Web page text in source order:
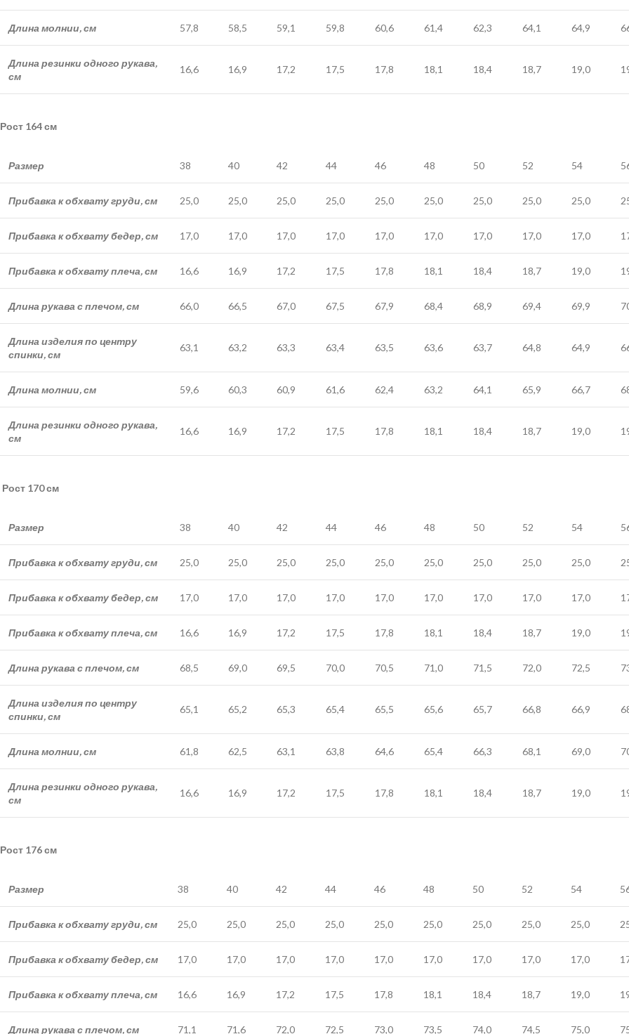
Длина молнии, см 57,8 58,5 59,1 59,8 60,6 61,4 62,3 64,1 64,9
Длина резинки одного рукава,
см
16,6 16,9 17,2 17,5 17,8 18,1 18,4 18,7 19,0
Рост 164 см
Размер 38 40 42 44 46 48 50 52 54
Прибавка к обхвату груди, см 25,0 25,0 25,0 25,0 25,0 25,0 25,0 25,0 25,0
Прибавка к обхвату бедер, см 17,0 17,0 17,0 17,0 17,0 17,0 17,0 17,0 17,0
Прибавка к обхвату плеча, см 16,6 16,9 17,2 17,5 17,8 18,1 18,4 18,7 19,0
Длина рукава с плечом, см 66,0 66,5 67,0 67,5 67,9 68,4 68,9 69,4 69,9
Длина изделия по центру
спинки, см
63,1 63,2 63,3 63,4 63,5 63,6 63,7 64,8 64,9
Длина молнии, см 59,6 60,3 60,9 61,6 62,4 63,2 64,1 65,9 66,7
Длина резинки одного рукава,
см
16,6 16,9 17,2 17,5 17,8 18,1 18,4 18,7 19,0
Рост 170 см
Размер 38 40 42 44 46 48 50 52 54
Прибавка к обхвату груди, см 25,0 25,0 25,0 25,0 25,0 25,0 25,0 25,0 25,0
Прибавка к обхвату бедер, см 17,0 17,0 17,0 17,0 17,0 17,0 17,0 17,0 17,0
Прибавка к обхвату плеча, см 16,6 16,9 17,2 17,5 17,8 18,1 18,4 18,7 19,0
Длина рукава с плечом, см 68,5 69,0 69,5 70,0 70,5 71,0 71,5 72,0 72,5
Длина изделия по центру
спинки, см
65,1 65,2 65,3 65,4 65,5 65,6 65,7 66,8 66,9
Длина молнии, см 61,8 62,5 63,1 63,8 64,6 65,4 66,3 68,1 69,0
Длина резинки одного рукава,
см
16,6 16,9 17,2 17,5 17,8 18,1 18,4 18,7 19,0
Рост 176 см
Размер 38 40 42 44 46 48 50 52 54
Прибавка к обхвату груди, см 25,0 25,0 25,0 25,0 25,0 25,0 25,0 25,0 25,0
Прибавка к обхвату бедер, см 17,0 17,0 17,0 17,0 17,0 17,0 17,0 17,0 17,0
Прибавка к обхвату плеча, см 16,6 16,9 17,2 17,5 17,8 18,1 18,4 18,7 19,0
Длина рукава с плечом, см 71,1 71,6 72,0 72,5 73,0 73,5 74,0 74,5 75,0